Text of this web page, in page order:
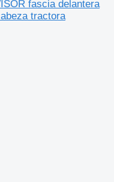
fascia delantera
tractora